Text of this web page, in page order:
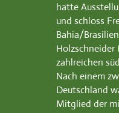
hatte
und schloss
Bahia/
Holzschneider
zahlreichen
Nach einem
Deutschland
Mitglied der